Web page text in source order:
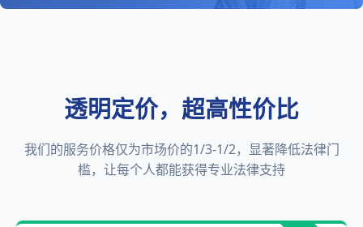
透明定价，超高性价比
我们的服务价格仅为市场价的1/3-1/2，显著降低法律门
槛，让每个人都能获得专业法律支持